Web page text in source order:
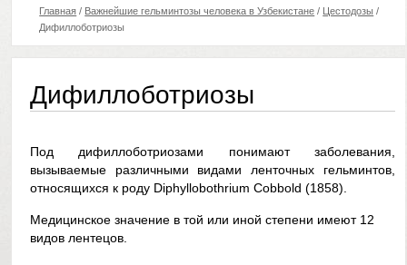
Главная / Важнейшие гельминтозы человека в Узбекистане / Цестодозы /
Дифиллоботриозы
Дифиллоботриозы
Под дифиллоботриозами понимают заболевания,
вызываемые различными видами ленточных гельминтов,
относящихся к роду Diphyllobothrium Cobbold (1858).
Медицинское значение в той или иной степени имеют 12
видов лентецов.